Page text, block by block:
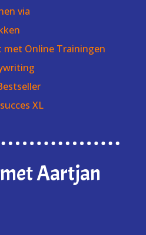
via
met Online Trainingen
XL
Aartjan